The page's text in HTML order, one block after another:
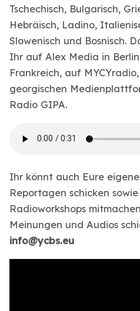
Tschechisch, Bulgarisch,
Hebräisch, Ladino,
Slowenisch und Bosnisch.
Ihr auf Alex Media in
Frankreich, auf
georgischen
Radio GIPA.
Ihr könnt auch Eure
Reportagen schicken
Radioworkshops
Meinungen und Audios
info@ycbs.eu